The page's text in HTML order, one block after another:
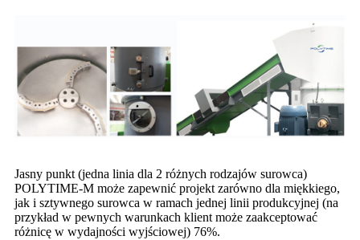
Jasny punkt (jedna linia dla 2 różnych rodzajów surowca)
POLYTIME-M może zapewnić projekt zarówno dla miękkiego,
jak i sztywnego surowca w ramach jednej linii produkcyjnej (na
przykład w pewnych warunkach klient może zaakceptować
różnicę w wydajności wyjściowej) 76%.